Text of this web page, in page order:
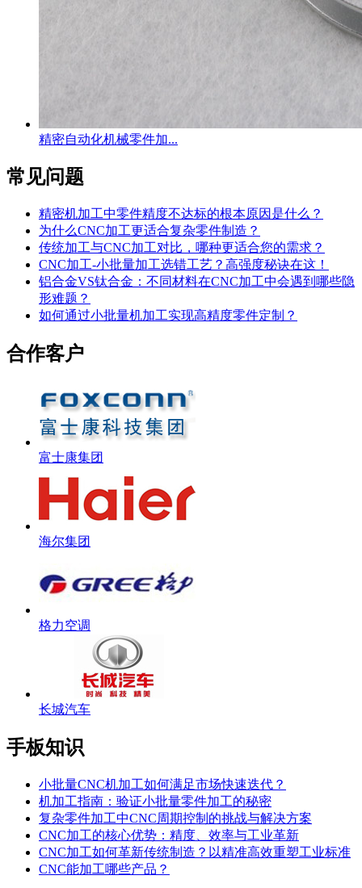
精密自动化机械零件加...
常见问题
精密机加工中零件精度不达标的根本原因是什么？
为什么CNC加工更适合复杂零件制造？
传统加工与CNC加工对比，哪种更适合您的需求？
CNC加工-小批量加工选错工艺？高强度秘诀在这！
铝合金VS钛合金：不同材料在CNC加工中会遇到哪些隐
形难题？
如何通过小批量机加工实现高精度零件定制？
合作客户
富士康集团
海尔集团
格力空调
长城汽车
手板知识
小批量CNC机加工如何满足市场快速迭代？
机加工指南：验证小批量零件加工的秘密
复杂零件加工中CNC周期控制的挑战与解决方案
CNC加工的核心优势：精度、效率与工业革新
CNC加工如何革新传统制造？以精准高效重塑工业标准
CNC能加工哪些产品？